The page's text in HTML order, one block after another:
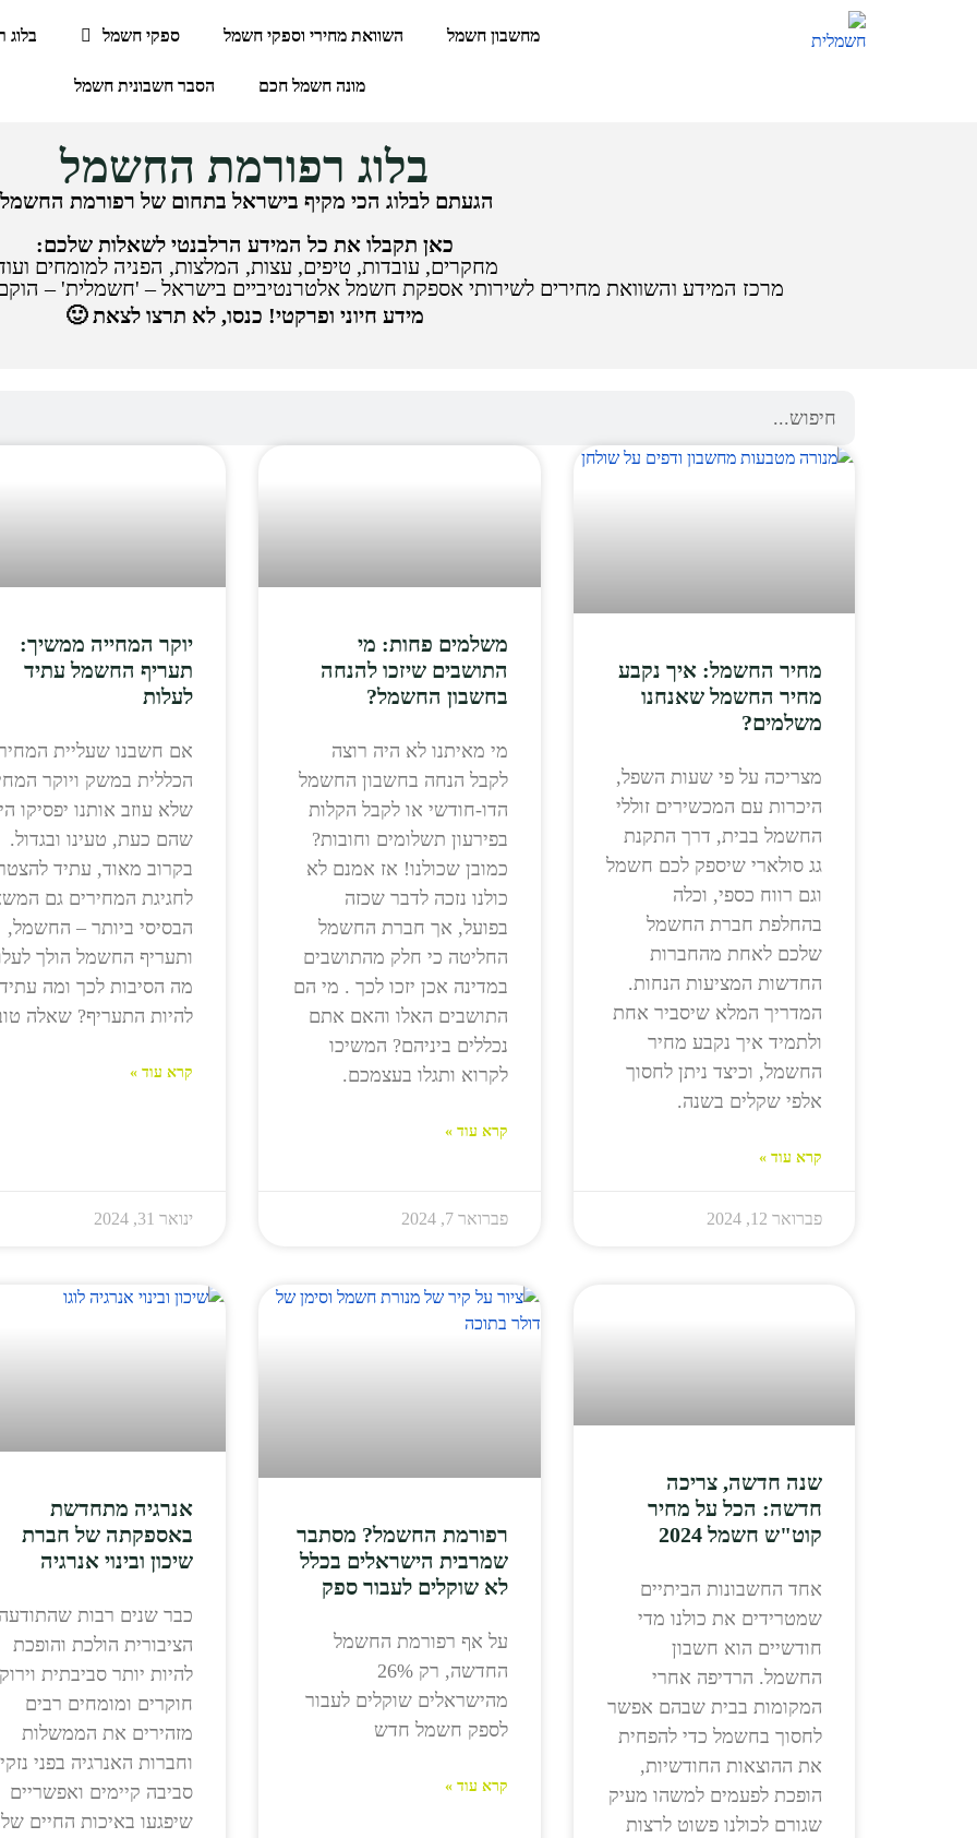
מחשבון חשמל השוואת מחירי וספקי חשמל ספקי חשמל
מונה חשמל חכם הסבר חשבונית חשמל
בלוג רפורמת החשמל
הגעתם לבלוג הכי מקיף בישראל בתחום של רפורמת
כאן תקבלו את כל המידע הרלבנטי לשאלות שלכם:
מחקרים, עובדות, טיפים, עצות, המלצות, הפניה למומחים
מרכז המידע והשוואת מחירים לשירותי אספקת חשמל אלטרנטיביים בישראל – 'חשמלית' –
מידע חיוני ופרקטי! כנסו, לא תרצו לצאת 🙂
מחיר החשמל: איך נקבע
מחיר החשמל שאנחנו
משלמים?
מצריכה על פי שעות השפל,
היכרות עם המכשירים זוללי
החשמל בבית, דרך התקנת
גג סולארי שיספק לכם חשמל
וגם רווח כספי, וכלה
בהחלפת חברת החשמל
שלכם לאחת מהחברות
החדשות המציעות הנחות.
המדריך המלא שיסביר אחת
ולתמיד איך נקבע מחיר
החשמל, וכיצד ניתן לחסוך
אלפי שקלים בשנה.
קרא עוד »
פברואר 12, 2024
משלמים פחות: מי
התושבים שיזכו להנחה
בחשבון החשמל?
מי מאיתנו לא היה רוצה
לקבל הנחה בחשבון החשמל
הדו-חודשי או לקבל הקלות
בפירעון תשלומים וחובות?
כמובן שכולנו! אז אמנם לא
כולנו נזכה לדבר שכזה
בפועל, אך חברת החשמל
החליטה כי חלק מהתושבים
במדינה אכן יזכו לכך . מי הם
התושבים האלו והאם אתם
נכללים ביניהם? המשיכו
לקרוא ותגלו בעצמכם.
קרא עוד »
פברואר 7, 2024
יוקר המחייה ממשיך:
תעריף החשמל עתיד
לעלות
אם חשבנו שעליית
הכללית במשק ויוקר
שלא עוזב אותנו יפסיקו
שהם כעת, טעינו ובגדול.
בקרוב מאוד, עתיד
לחגיגת המחירים גם
הבסיסי ביותר – החשמל,
ותעריף החשמל הולך
מה הסיבות לכך ומה עתיד
להיות התעריף? שאלה
קרא עוד »
ינואר 31, 2024
שנה חדשה, צריכה
חדשה: הכל על מחיר
קוט"ש חשמל 2024
אחד החשבונות הביתיים
שמטרידים את כולנו מדי
חודשיים הוא חשבון
החשמל. הרדיפה אחרי
המקומות בבית שבהם אפשר
לחסוך בחשמל כדי להפחית
את ההוצאות החודשיות,
הופכת לפעמים למשהו מעיק
שגורם לכולנו פשוט לרצות
רפורמת החשמל? מסתבר
שמרבית הישראלים בכלל
לא שוקלים לעבור ספק
על אף רפורמת החשמל
החדשה, רק 26%
מהישראלים שוקלים לעבור
לספק חשמל חדש
קרא עוד »
אנרגיה מתחדשת
באספקתה של חברת
שיכון ובינוי אנרגיה
כבר שנים רבות שהתודעה
הציבורית הולכת והופכת
להיות יותר סביבתית
חוקרים ומומחים רבים
מזהירים את הממשלות
וחברות האנרגיה בפני נזקי
סביבה קיימים ואפשריים
שיפגעו באיכות החיים